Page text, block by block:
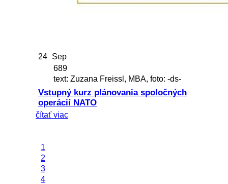
24 Sep
689
text: Zuzana Freissl, MBA, foto: -ds-
Vstupný kurz plánovania spoločných
operácií NATO
čítať viac
1
2
3
4